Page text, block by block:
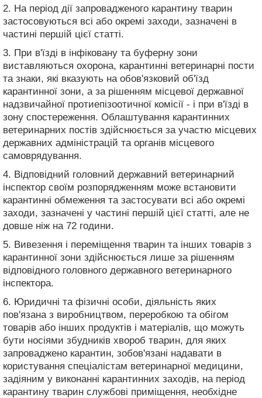
2. На період дії запровадженого карантину тварин
застосовуються всі або окремі заходи, зазначені в
частині першій цієї статті.
3. При в'їзді в інфіковану та буферну зони
виставляються охорона, карантинні ветеринарні пости
та знаки, які вказують на обов'язковий об'їзд
карантинної зони, а за рішенням місцевої державної
надзвичайної протиепізоотичної комісії - і при в'їзді в
зону спостереження. Облаштування карантинних
ветеринарних постів здійснюється за участю місцевих
державних адміністрацій та органів місцевого
самоврядування.
4. Відповідний головний державний ветеринарний
інспектор своїм розпорядженням може встановити
карантинні обмеження та застосувати всі або окремі
заходи, зазначені у частині першій цієї статті, але не
довше ніж на 72 години.
5. Вивезення і переміщення тварин та інших товарів з
карантинної зони здійснюється лише за рішенням
відповідного головного державного ветеринарного
інспектора.
6. Юридичні та фізичні особи, діяльність яких
пов'язана з виробництвом, переробкою та обігом
товарів або інших продуктів і матеріалів, що можуть
бути носіями збудників хвороб тварин, для яких
запроваджено карантин, зобов'язані надавати в
користування спеціалістам ветеринарної медицини,
задіяним у виконанні карантинних заходів, на період
карантину тварин службові приміщення, необхідне